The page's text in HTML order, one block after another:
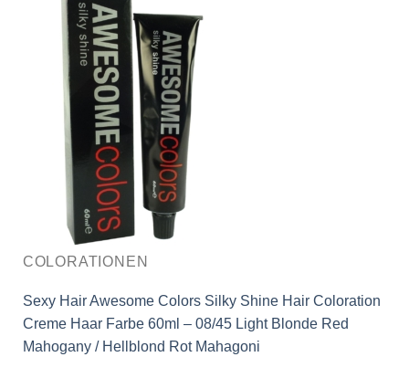
COLORATIONEN
Sexy Hair Awesome Colors Silky Shine Hair Coloration
Creme Haar Farbe 60ml – 08/45 Light Blonde Red
Mahogany / Hellblond Rot Mahagoni